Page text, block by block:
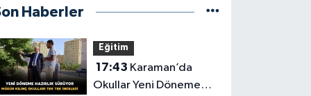
Haberler
Eğitim
17:43
Okullar Yeni Döneme